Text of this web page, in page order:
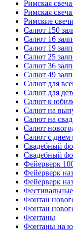
Римская
Римская
Римские свечи
Салют 150
Салют 16
Салют 19
Салют 25
Салют 36
Салют 49
Салют для
Салют для
Салют к
Салют на
Салют на
Салют
Салют с днем
Свадебный
Свадебный
Фейерверк
Фейерверк
Фейерверк
Фонтан
Фонтан
Фонтаны
Фонтаны на